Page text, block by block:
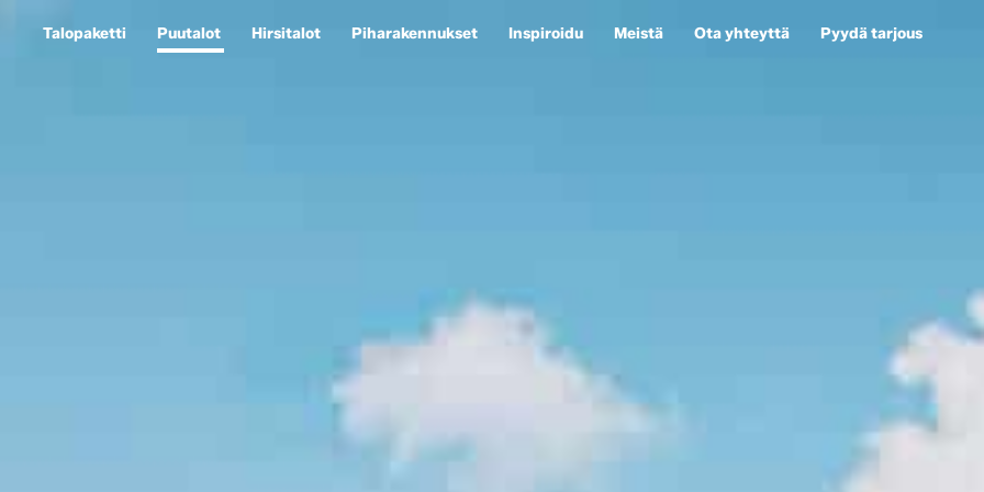
Talopaketti Puutalot Hirsitalot Piharakennukset Inspiroidu Meistä Ota yhteyttä Pyydä tarjous